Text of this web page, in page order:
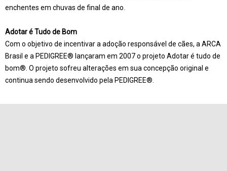
enchentes em chuvas de final de ano.
Adotar é Tudo de Bom
Com o objetivo de incentivar a adoção responsável de cães, a ARCA
Brasil e a PEDIGREE® lançaram em 2007 o projeto Adotar é tudo de
bom®. O projeto sofreu alterações em sua concepção original e
continua sendo desenvolvido pela PEDIGREE®.